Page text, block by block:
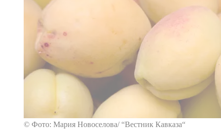
© Фото: Мария Новоселова/ “Вестник Кавказа“